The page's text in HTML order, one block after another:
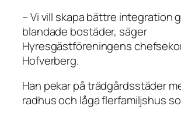
– Vi vill skapa bättre integration
blandade bostäder, säger
Hyresgästföreningens
Hofverberg.
Han pekar på trädgårdsstäder
radhus och låga flerfamiljshus